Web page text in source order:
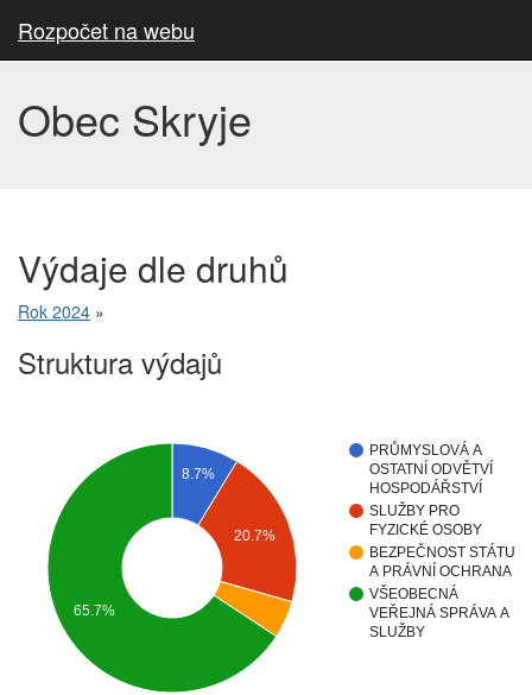
Rozpočet na webu
Obec Skryje
Výdaje dle druhů
Rok 2024 »
Struktura výdajů
PRŮMYSLOVÁ A
OSTATNÍ ODVĚTVÍ
HOSPODÁŘSTVÍ
SLUŽBY PRO
FYZICKÉ OSOBY
BEZPEČNOST STÁTU
A PRÁVNÍ OCHRANA
VŠEOBECNÁ
VEŘEJNÁ SPRÁVA A
SLUŽBY
8.7%
20.7%
65.7%